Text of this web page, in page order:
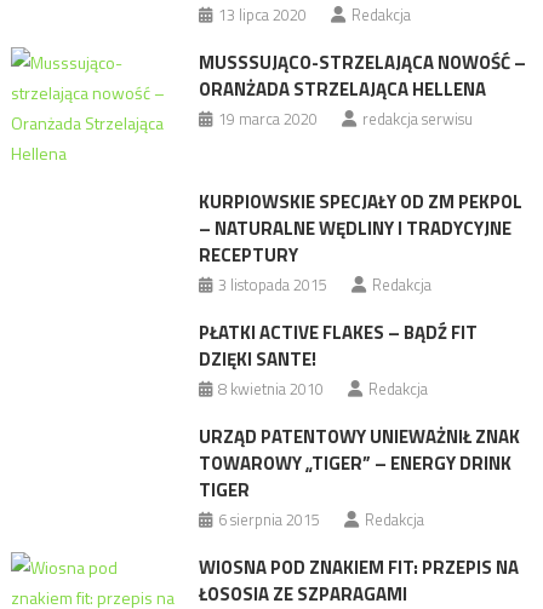
13 lipca 2020 Redakcja
MUSSSUJĄCO-STRZELAJĄCA NOWOŚĆ –
ORANŻADA STRZELAJĄCA HELLENA
19 marca 2020 redakcja serwisu
KURPIOWSKIE SPECJAŁY OD ZM PEKPOL
– NATURALNE WĘDLINY I TRADYCYJNE
RECEPTURY
3 listopada 2015 Redakcja
PŁATKI ACTIVE FLAKES – BĄDŹ FIT
DZIĘKI SANTE!
8 kwietnia 2010 Redakcja
URZĄD PATENTOWY UNIEWAŻNIŁ ZNAK
TOWAROWY „TIGER” – ENERGY DRINK
TIGER
6 sierpnia 2015 Redakcja
WIOSNA POD ZNAKIEM FIT: PRZEPIS NA
ŁOSOSIA ZE SZPARAGAMI